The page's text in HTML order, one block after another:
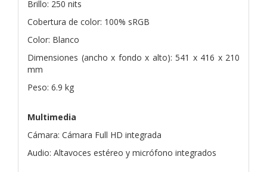
Brillo: 250 nits
Cobertura de color: 100% sRGB
Color: Blanco
Dimensiones (ancho x fondo x alto): 541 x 416 x 210
mm
Peso: 6.9 kg
Multimedia
Cámara: Cámara Full HD integrada
Audio: Altavoces estéreo y micrófono integrados